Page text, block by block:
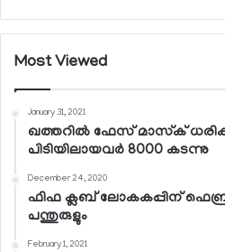
Most Viewed
January 31, 2021
ഖത്തറില്‍ ഫേസ് മാസ്‌ക്
പിടിയിലായവര്‍ 8000 കടന്നു
December 24, 2020
ഫിഫ ക്ലബ് ലോകകപ്പിന്
പന്തുരുളും
February 1, 2021